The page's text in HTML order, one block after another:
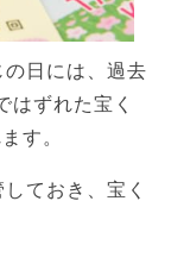
日には、過去
はずれた宝く
す。
ておき、宝く